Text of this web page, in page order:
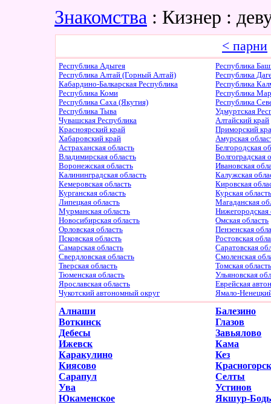
Знакомства : Кизнер :
< парни
Республика Адыгея
Республика
Республика Алтай (Горный Алтай)
Республика
Кабардино-Балкарская Республика
Республика
Республика Коми
Республика
Республика Саха (Якутия)
Республика
Республика Тыва
Удмуртская
Чувашская Республика
Алтайский край
Красноярский край
Приморский
Хабаровский край
Амурская
Астраханская область
Белгородская
Владимирская область
Волгоградская
Воронежская область
Ивановская
Калининградская область
Калужская
Кемеровская область
Кировская
Курганская область
Курская
Липецкая область
Магаданская
Мурманская область
Нижегородская
Новосибирская область
Омская область
Орловская область
Пензенская
Псковская область
Ростовская
Самарская область
Саратовская
Свердловская область
Смоленская
Тверская область
Томская
Тюменская область
Ульяновская
Ярославская область
Еврейская
Чукотский автономный округ
Ямало-
Алнаши
Балезино
Воткинск
Глазов
Дебесы
Завьялово
Ижевск
Кама
Каракулино
Кез
Киясово
Сарапул
Селты
Ува
Устинов
Юкаменское
Якшур-